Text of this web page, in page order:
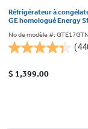
Réfrigérateur à
GE homologué Energy
No de modèle #:
4.4
sur
$ 1,399.00